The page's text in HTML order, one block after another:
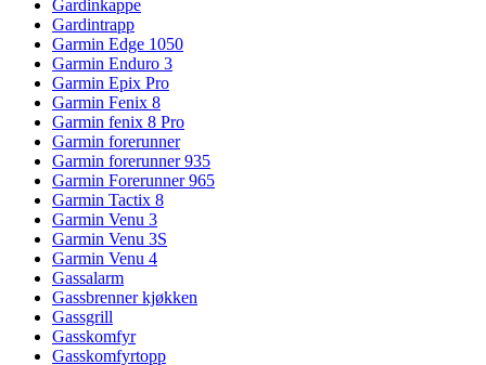
Gardinkappe
Gardintrapp
Garmin Edge 1050
Garmin Enduro 3
Garmin Epix Pro
Garmin Fenix 8
Garmin fenix 8 Pro
Garmin forerunner
Garmin forerunner 935
Garmin Forerunner 965
Garmin Tactix 8
Garmin Venu 3
Garmin Venu 3S
Garmin Venu 4
Gassalarm
Gassbrenner kjøkken
Gassgrill
Gasskomfyr
Gasskomfyrtopp